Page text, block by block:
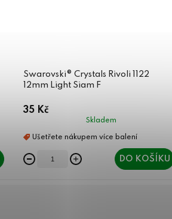
Swarovski® Crystals Rivoli 1122
12mm Light Siam F
35 Kč
Skladem
DO KOŠÍKU